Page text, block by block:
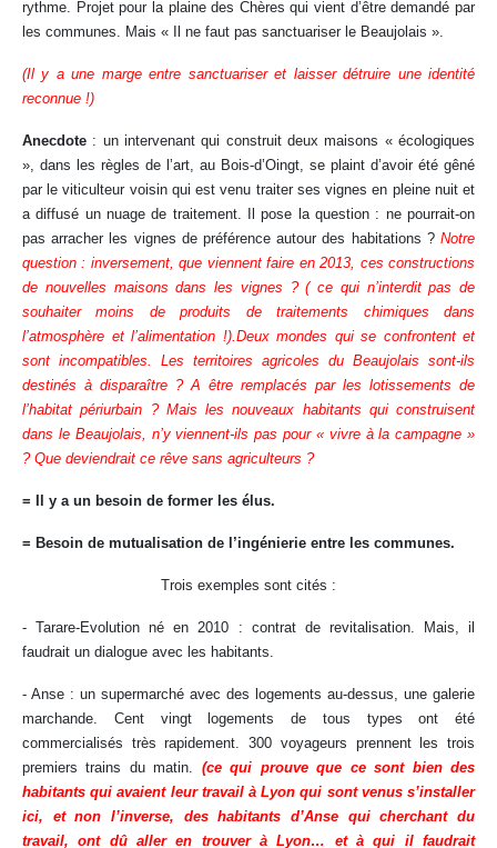
rythme. Projet pour la plaine des Chères qui vient d’être demandé par
les communes. Mais « Il ne faut pas sanctuariser le Beaujolais ».
(Il y a une marge entre sanctuariser et laisser détruire une identité
reconnue !)
Anecdote : un intervenant qui construit deux maisons « écologiques
», dans les règles de l’art, au Bois-d’Oingt, se plaint d’avoir été gêné
par le viticulteur voisin qui est venu traiter ses vignes en pleine nuit et
a diffusé un nuage de traitement. Il pose la question : ne pourrait-on
pas arracher les vignes de préférence autour des habitations ? Notre
question : inversement, que viennent faire en 2013, ces constructions
de nouvelles maisons dans les vignes ? ( ce qui n’interdit pas de
souhaiter moins de produits de traitements chimiques dans
l’atmosphère et l’alimentation !).Deux mondes qui se confrontent et
sont incompatibles. Les territoires agricoles du Beaujolais sont-ils
destinés à disparaître ? A être remplacés par les lotissements de
l’habitat périurbain ? Mais les nouveaux habitants qui construisent
dans le Beaujolais, n’y viennent-ils pas pour « vivre à la campagne »
? Que deviendrait ce rêve sans agriculteurs ?
= Il y a un besoin de former les élus.
= Besoin de mutualisation de l’ingénierie entre les communes.
Trois exemples sont cités :
- Tarare-Evolution né en 2010 : contrat de revitalisation. Mais, il
faudrait un dialogue avec les habitants.
- Anse : un supermarché avec des logements au-dessus, une galerie
marchande. Cent vingt logements de tous types ont été
commercialisés très rapidement. 300 voyageurs prennent les trois
premiers trains du matin. (ce qui prouve que ce sont bien des
habitants qui avaient leur travail à Lyon qui sont venus s’installer
ici, et non l’inverse, des habitants d’Anse qui cherchant du
travail, ont dû aller en trouver à Lyon… et à qui il faudrait